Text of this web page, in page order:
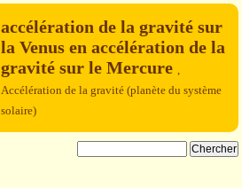
accélération de la gravité sur
la Venus en accélération de la
gravité sur le Mercure ,
Accélération de la gravité (planète du système
solaire)